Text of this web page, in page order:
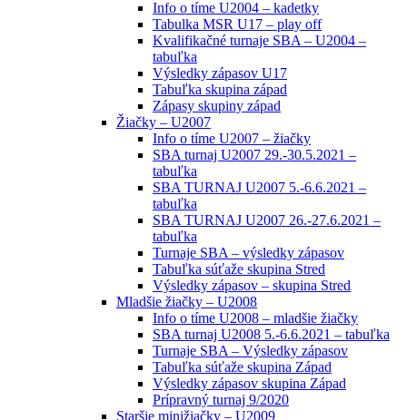
Info o tíme U2004 – kadetky
Tabulka MSR U17 – play off
Kvalifikačné turnaje SBA – U2004 –
tabuľka
Výsledky zápasov U17
Tabuľka skupina západ
Zápasy skupiny západ
Žiačky – U2007
Info o tíme U2007 – žiačky
SBA turnaj U2007 29.-30.5.2021 –
tabuľka
SBA TURNAJ U2007 5.-6.6.2021 –
tabuľka
SBA TURNAJ U2007 26.-27.6.2021 –
tabuľka
Turnaje SBA – výsledky zápasov
Tabuľka súťaže skupina Stred
Výsledky zápasov – skupina Stred
Mladšie žiačky – U2008
Info o tíme U2008 – mladšie žiačky
SBA turnaj U2008 5.-6.6.2021 – tabuľka
Turnaje SBA – Výsledky zápasov
Tabuľka súťaže skupina Západ
Výsledky zápasov skupina Západ
Prípravný turnaj 9/2020
Staršie minižiačky – U2009